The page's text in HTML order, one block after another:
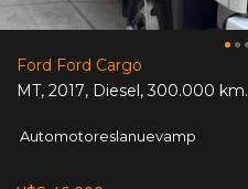
Ford Ford Cargo
MT, 2017, Diesel,300.000 km.
Automotoreslanuevamp